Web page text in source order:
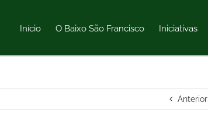
Início O Baixo São Francisco Iniciativas
Anterior